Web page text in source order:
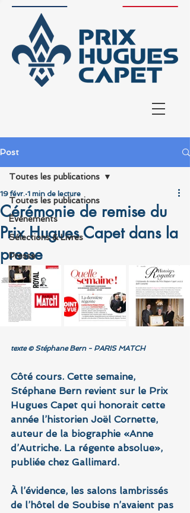
Post
Toutes les publications
Événements
Sélections & Livres
Presse
Toutes les publications
Cérémonie de remise du
Prix Hugues Capet dans la
presse
19 févr. 1 min de lecture
texte © Stéphane Bern - PARIS MATCH
Côté cours. Cette semaine,
Stéphane Bern revient sur le Prix
Hugues Capet qui honorait cette
année l’historien Joël Cornette,
auteur de la biographie «Anne
d’Autriche. La régente absolue»,
publiée chez Gallimard.
À l’évidence, les salons lambrissés
de l’hôtel de Soubise n’avaient pas